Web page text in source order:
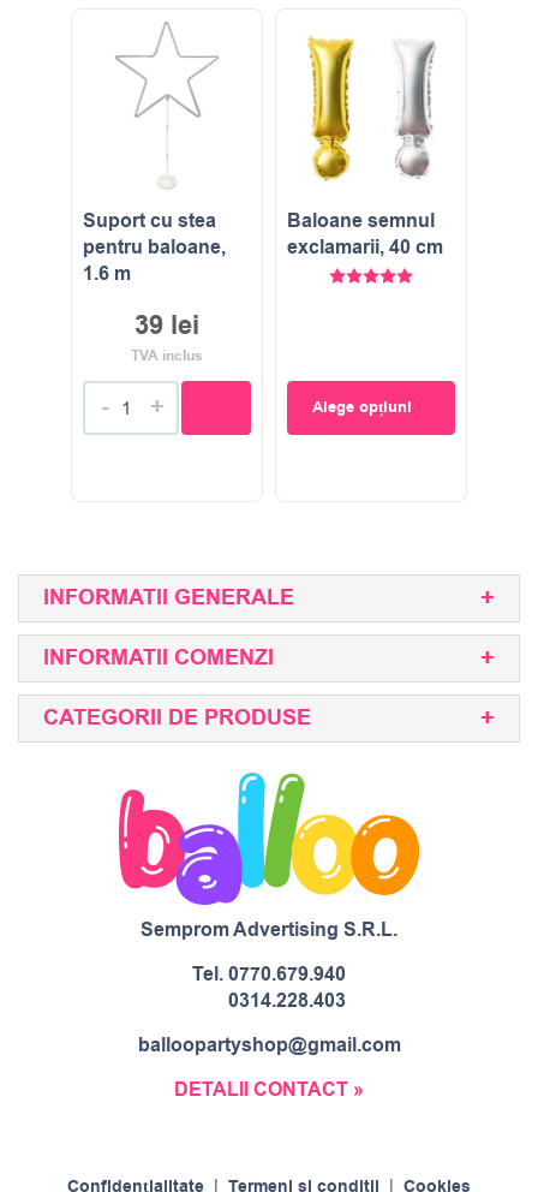
Suport cu stea
pentru baloane,
1.6 m
39 lei
TVA inclus
- +
Baloane semnul
exclamarii, 40 cm
Alege opțiuni
INFORMATII GENERALE
INFORMATII COMENZI
CATEGORII DE PRODUSE
Semprom Advertising S.R.L.
Tel.0770.679.940
0314.228.403
balloopartyshop@gmail.com
DETALII CONTACT »